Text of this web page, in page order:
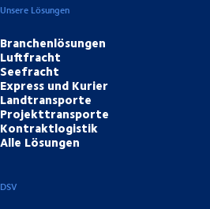
Unsere Lösungen
Branchenlösungen
Luftfracht
Seefracht
Express und Kurier
Landtransporte
Projekttransporte
Kontraktlogistik
Alle Lösungen
DSV